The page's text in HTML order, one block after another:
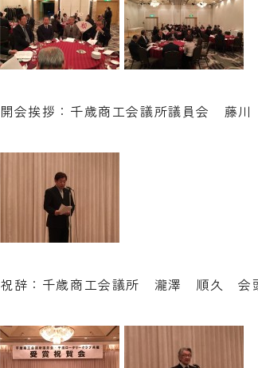
開会挨拶：千歳商工会議所議員会 藤
祝辞：千歳商工会議所 瀧澤 順久 会頭